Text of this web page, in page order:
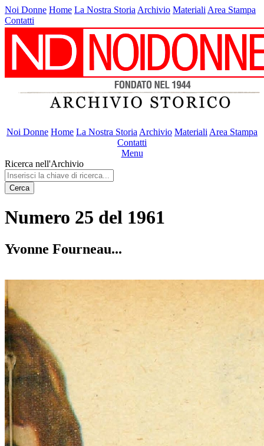
Noi Donne Home La Nostra Storia Archivio Materiali Area Stampa
Contatti
Noi Donne Home La Nostra Storia Archivio Materiali Area Stampa
Contatti
Menu
Ricerca nell'Archivio
Cerca
Numero 25 del 1961
Yvonne Fourneau...